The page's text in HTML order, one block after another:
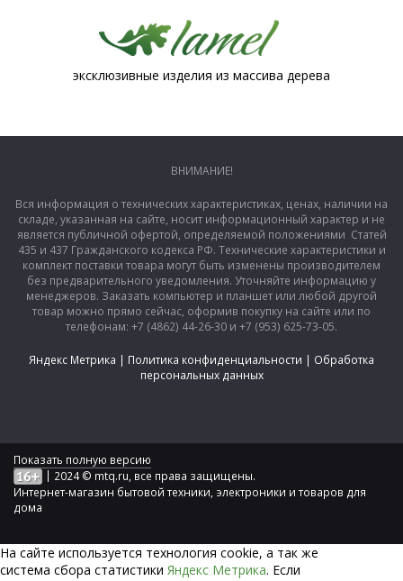
эксклюзивные изделия из массива дерева
ВНИМАНИЕ!
Вся информация о технических характеристиках, ценах, наличии на
складе, указанная на сайте, носит информационный характер и не
является публичной офертой, определяемой положениями Статей
435 и 437 Гражданского кодекса РФ. Технические характеристики и
комплект поставки товара могут быть изменены производителем
без предварительного уведомления. Уточняйте информацию у
менеджеров. Заказать компьютер и планшет или любой другой
товар можно прямо сейчас, оформив покупку на сайте или по
телефонам: +7 (4862) 44-26-30 и +7 (953) 625-73-05.
Яндекс Метрика | Политика конфиденциальности | Обработка
персональных данных
Показать полную версию
| 2024 © mtq.ru, все права защищены.
Интернет-магазин бытовой техники, электроники и товаров для
дома
На сайте используется технология сookie, а так же
система сбора статистики Яндекс Метрика. Если